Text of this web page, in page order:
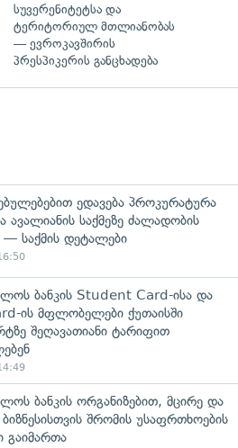
სუვერენიტეტსა და
ტერიტორიულ მთლიანობას
— ევროკავშირის
პრესპიკერის განცხადება
ედავება პროკურატურა
ავალიანის საქმეზე ძალადობის
— საქმის დეტალები
ბანკის Student Card-ისა და
ის მფლობელები ქუთაისში
შეღავათიანი ტარიფით
ბანკის ორგანიზებით, მცირე და
შრომის უსაფრთხოების
გაიმართა